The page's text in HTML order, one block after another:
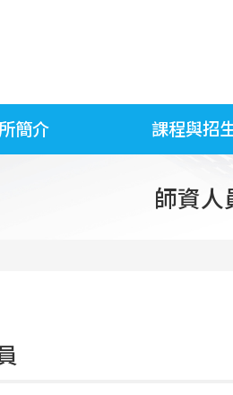
簡介 課程與招
師資人